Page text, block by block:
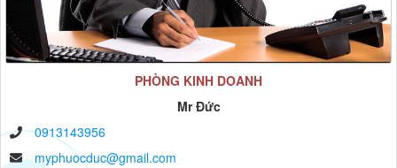
PHÒNG KINH DOANH
Mr Đức
0913143956
myphuocduc@gmail.com